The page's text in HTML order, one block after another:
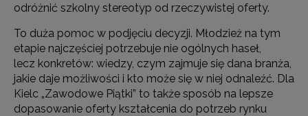
odróżnić szkolny stereotyp od rzeczywistej oferty.
To duża pomoc w podjęciu decyzji. Młodzież na tym
etapie najczęściej potrzebuje nie ogólnych haseł,
lecz konkretów: wiedzy, czym zajmuje się dana branża,
jakie daje możliwości i kto może się w niej odnaleźć. Dla
Kielc „Zawodowe Piątki” to także sposób na lepsze
dopasowanie oferty kształcenia do potrzeb rynku